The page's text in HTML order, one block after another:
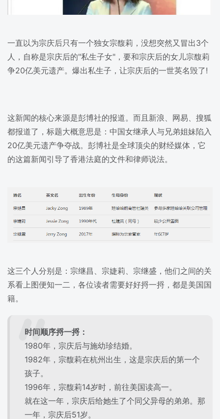
一直以为宗庆后只有一个独女宗馥莉，没想突然又冒出3个
人，自称是宗庆后的"私生子女"，要和宗庆后的女儿宗馥莉
争20亿美元遗产。爆出私生子，让宗庆后的一世英名毁了!
这新闻的核心来源是彭博社的报道。而且新浪、网易、搜狐
都报道了，标题大概意思是：中国女继承人与兄弟姐妹陷入
20亿美元遗产争夺战。彭博社是全球顶尖的财经媒体，它
的这篇新闻引导了香港法庭的文件和律师说法。
这三个人分别是：宗继昌、宗婕莉、宗继盛，他们之间的关
系看上图便知一二，各位读者需要好好捋一捋，都是美国国
籍。
时间顺序捋一捋：
1980年，宗庆后与施幼珍结婚。
1982年，宗馥莉在杭州出生，这是宗庆后的第一个
孩子。
1996年，宗馥莉14岁时，前往美国读高一。
就在这一年，宗庆后给她生了个同父异母的弟弟。那
一年，宗庆后51岁。